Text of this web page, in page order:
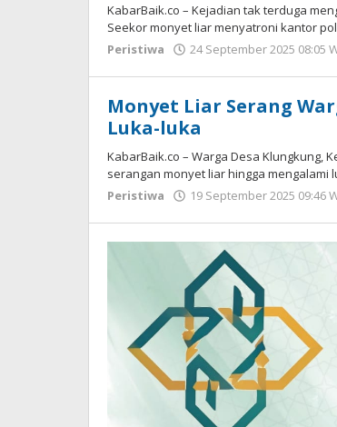
KabarBaik.co – Kejadian tak terduga
Seekor monyet liar menyatroni kantor
Peristiwa
24 September 2025 08:05
Monyet Liar Serang
Luka-luka
KabarBaik.co – Warga Desa Klungkung,
serangan monyet liar hingga
Peristiwa
19 September 2025 09:46